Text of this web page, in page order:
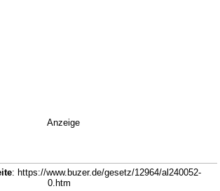
Anzeige
: https://www.buzer.de/gesetz/12964/al240052-
0.htm